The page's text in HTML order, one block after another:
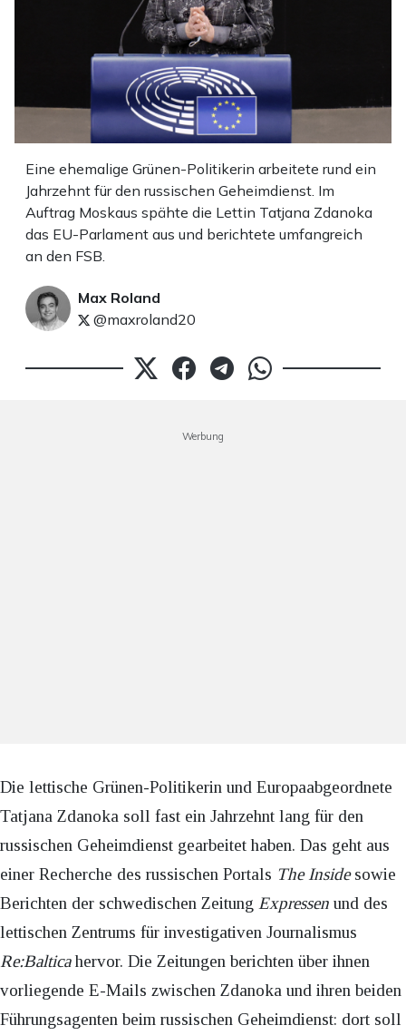
Eine ehemalige Grünen-Politikerin arbeitete rund ein
Jahrzehnt für den russischen Geheimdienst. Im
Auftrag Moskaus spähte die Lettin Tatjana Zdanoka
das EU-Parlament aus und berichtete umfangreich
an den FSB.
Max Roland
@maxroland20
Werbung
Die lettische Grünen-Politikerin und Europaabgeordnete
Tatjana Zdanoka soll fast ein Jahrzehnt lang für den
russischen Geheimdienst gearbeitet haben. Das geht aus
einer Recherche des russischen Portals The Insidesowie
Berichten der schwedischen Zeitung Expressen und des
lettischen Zentrums für investigativen Journalismus
Re:Balticahervor. Die Zeitungen berichten über ihnen
vorliegende E-Mails zwischen Zdanoka und ihren beiden
Führungsagenten beim russischen Geheimdienst: dort soll